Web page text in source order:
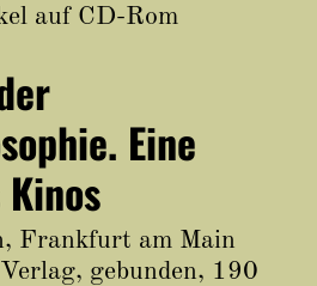
auf CD-Rom
Eine
Frankfurt am Main
gebunden, 190